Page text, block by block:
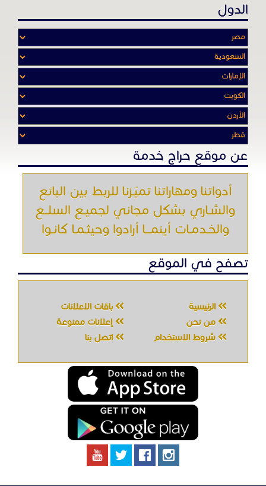
الدول
عن موقع حراج خدمة
أدواتنا ومهاراتنا تميّـزنا للربط بين البائع
والشـاري بشكل مجاني لجميـع السلــع
والخـدمـات أينمـــا أرادوا وحيثـمـا كانـوا
تصفح في الموقع
الرئيسية
باقات الإعلانات
من نحن
إعلانات ممنوعة
شروط الاستخدام
اتصل بنا